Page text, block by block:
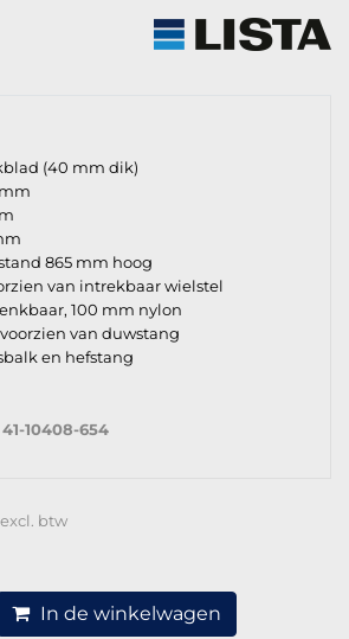
(40 mm dik)
865 mm hoog
van intrekbaar wielstel
100 mm nylon
van duwstang
en hefstang
10408-654
excl. btw
In de winkelwagen